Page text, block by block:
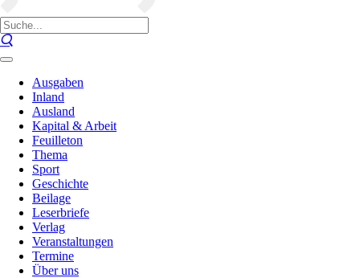
Ausgaben
Inland
Ausland
Kapital & Arbeit
Feuilleton
Thema
Sport
Geschichte
Beilage
Leserbriefe
Verlag
Veranstaltungen
Termine
Über uns